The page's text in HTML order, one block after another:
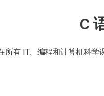
C
所有 IT、编程和计算机科